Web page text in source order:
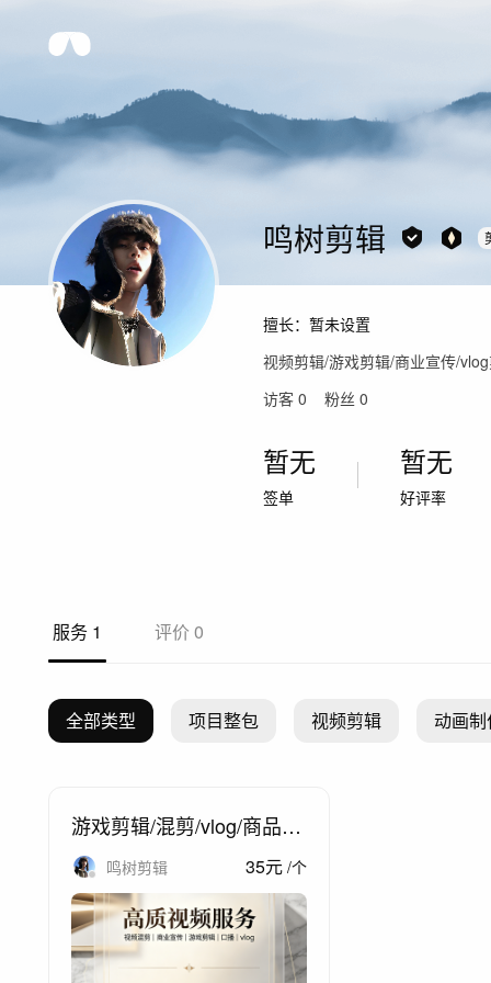
鸣树剪辑
擅长： 暂未设置
视频剪辑/游戏剪辑/商业宣传/
访客 0 粉丝 0
暂无
签单
暂无
好评率
服务 1 评价 0
全部类型 项目整包 视频剪辑 动画制
游戏剪辑/混剪/vlog/商品宣
传/卡点剪辑/视频剪辑
鸣树剪辑 35元 /个